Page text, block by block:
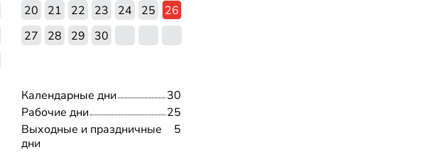
20
21 22 23 24 25
26
27
28 29 30
Календарные дни
30
Рабочие дни
25
Выходные и праздничные
дни
5